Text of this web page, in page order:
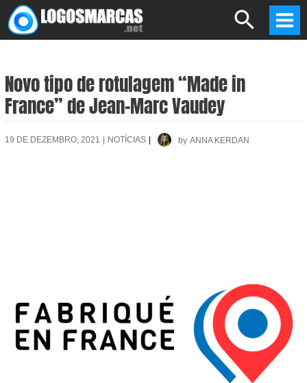
Skip
to
Search
Novo tipo de rotulagem “Made in
France” de Jean-Marc Vaudey
19 DE DEZEMBRO, 2021 NOTÍCIAS by ANNA KERDAN